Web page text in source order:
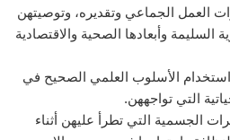
العمل الجماعي وتقديره، وتوصيتهن
السليمة وأبعادها الصحية والاقتصادية
الأسلوب العلمي الصحيح في
التي تواجههن.
الجسمية التي تطرأ عليهن أثناء